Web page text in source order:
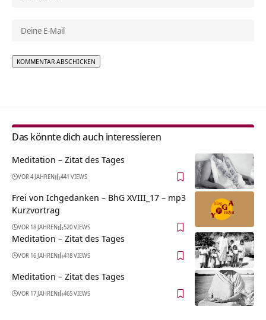
Das könnte dich auch interessieren
Meditation – Zitat des Tages
VOR 4 JAHREN 441 VIEWS
Frei von Ichgedanken – BhG XVIII_17 – mp3
Kurzvortrag
VOR 18 JAHREN 520 VIEWS
Meditation – Zitat des Tages
VOR 16 JAHREN 418 VIEWS
Meditation – Zitat des Tages
VOR 17 JAHREN 465 VIEWS